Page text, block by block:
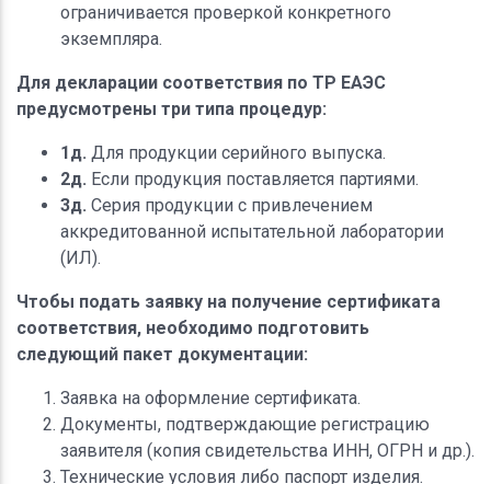
ограничивается проверкой конкретного
экземпляра.
Для декларации соответствия по ТР ЕАЭС
предусмотрены три типа процедур:
1д. Для продукции серийного выпуска.
2д. Если продукция поставляется партиями.
3д. Серия продукции с привлечением
аккредитованной испытательной лаборатории
(ИЛ).
Чтобы подать заявку на получение сертификата
соответствия, необходимо подготовить
следующий пакет документации:
Заявка на оформление сертификата.
Документы, подтверждающие регистрацию
заявителя (копия свидетельства ИНН, ОГРН и др.).
Технические условия либо паспорт изделия.